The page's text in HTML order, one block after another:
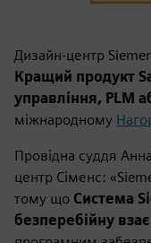
Дизайн-центр
Кращий продукт
управління, PLM
міжнародному
Провідна суддя
центр Сіменс:
тому що Система
безперебійну